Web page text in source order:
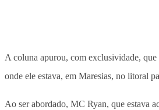
A coluna apurou, com exclusividade,
onde ele estava, em Maresias, no litoral
Ao ser abordado, MC Ryan, que estava